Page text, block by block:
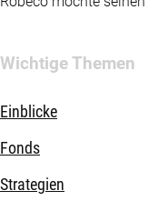
Wichtige Themen
Einblicke
Fonds
Strategien